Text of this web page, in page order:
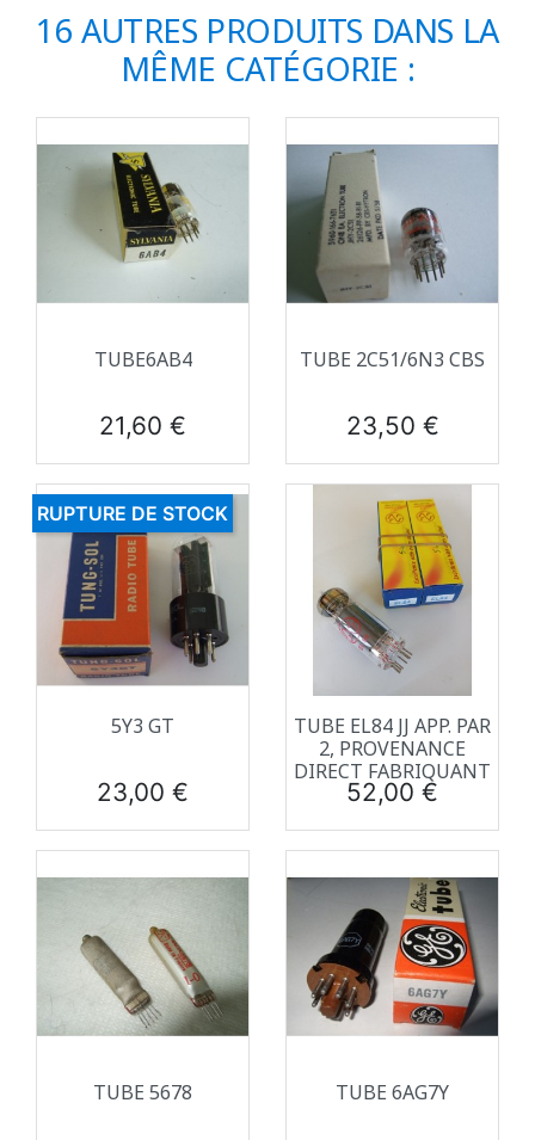
16 AUTRES PRODUITS DANS LA
MÊME CATÉGORIE :
TUBE6AB4
Prix
21,60 €
TUBE 2C51/6N3 CBS
Prix
23,50 €
5Y3 GT
Prix
23,00 €
RUPTURE DE STOCK
TUBE EL84 JJ APP. PAR
2, PROVENANCE
DIRECT FABRIQUANT
Prix
52,00 €
TUBE 5678 TUBE 6AG7Y